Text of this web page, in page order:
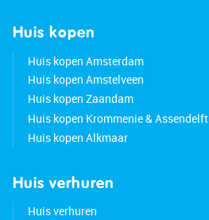
Huis kopen
Huis kopen Amsterdam
Huis kopen Amstelveen
Huis kopen Zaandam
Huis kopen Krommenie & Assendelft
Huis kopen Alkmaar
Huis verhuren
Huis verhuren